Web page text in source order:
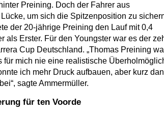
Preining. Doch der Fahrer aus
um sich die Spitzenposition zu
der 20-jährige Preining den Lauf mit 0,4
als Erster. Für den Youngster war es der
Cup Deutschland. „Thomas Preining
für mich nie eine realistische
ich mehr Druck aufbauen, aber kurz
sagte Ammermüller.
für ten Voorde